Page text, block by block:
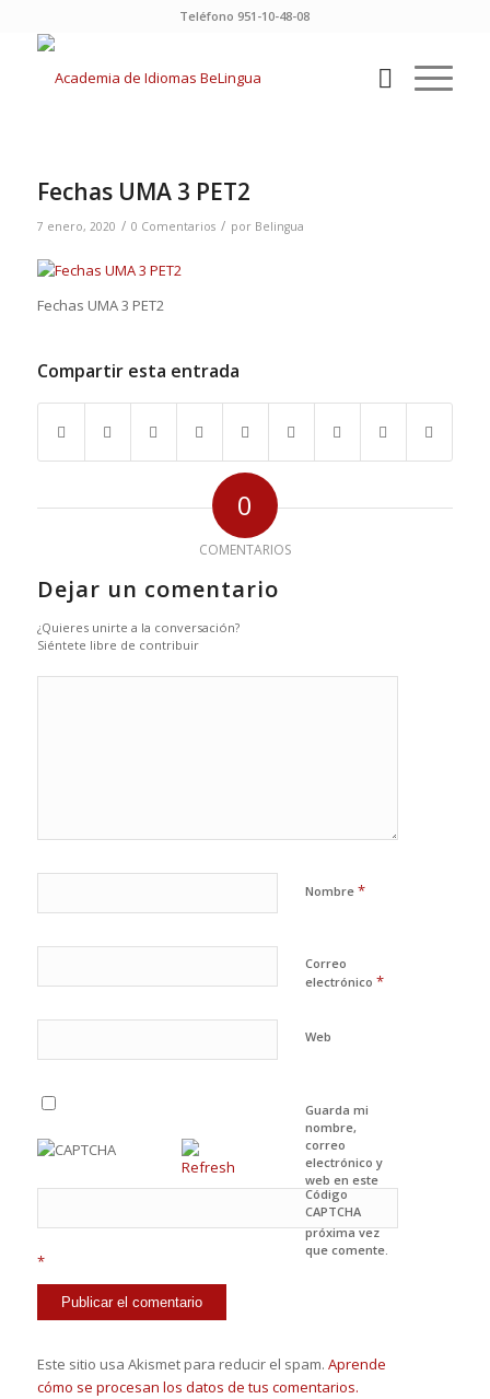
Teléfono 951-10-48-08
Fechas UMA 3 PET2
7 enero, 2020 / 0 Comentarios / por Belingua
Fechas UMA 3 PET2
Compartir esta entrada
0
COMENTARIOS
Dejar un comentario
¿Quieres unirte a la conversación?
Siéntete libre de contribuir
Nombre *
Correo
electrónico *
Web
Guarda mi
nombre,
correo
electrónico y
web en este
navegador
para la
próxima vez
que comente.
Código
CAPTCHA
*
Este sitio usa Akismet para reducir el spam. Aprende
cómo se procesan los datos de tus comentarios.